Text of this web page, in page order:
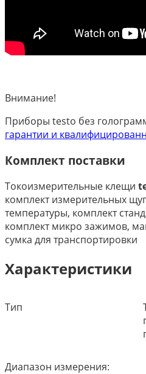
Внимание!
Приборы testo без
гарантии и
Комплект поставки
Токоизмерительные клещи
комплект измерительных
температуры, комплект
комплект микро зажимов,
сумка для транспортировки
Характеристики
Тип
Диапазон измерения: